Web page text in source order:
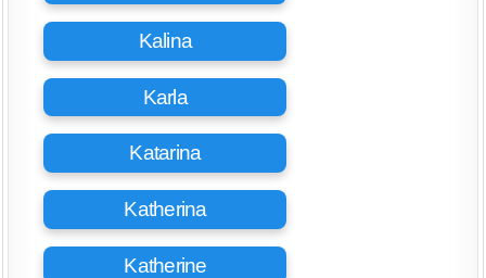
Kalina
Karla
Katarina
Katherina
Katherine